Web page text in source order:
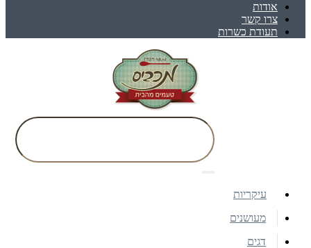
אודות
צרו קשר
תעודת כשרות
עיקריות
מעושנים
דגים